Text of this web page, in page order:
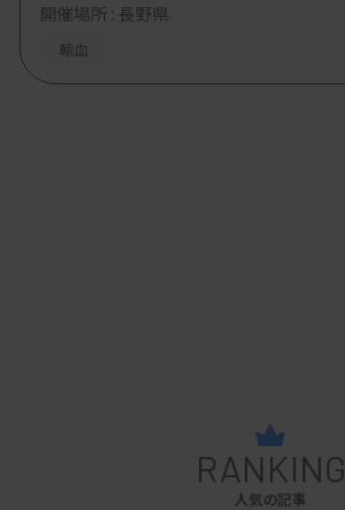
開催場所 : 長野県
輸血
RANKING
人気の記事